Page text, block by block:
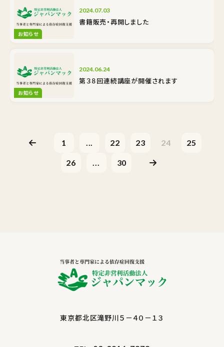
お知らせ
2024.07.03
書籍販売・再開しました
お知らせ
2024.06.24
第３８回連続講座が開催されます
1 ... 22 23 24 25
26 ... 30
東京都北区滝野川５－４０－１３